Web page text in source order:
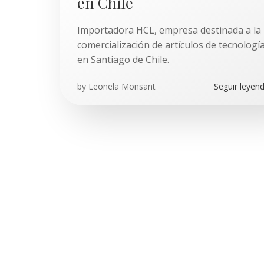
Importadora HCL, empresa destinada a la
comercialización de artículos de
en Santiago de Chile.
by Leonela Monsant Seguir